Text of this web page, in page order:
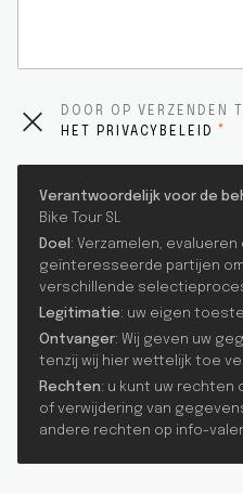
DOOR OP VERZENDEN
HET PRIVACYBELEID
Verantwoordelijk voor de
Bike Tour SL
Doel : Verzamelen, evalueren
geïnteresseerde partijen
verschillende
Legitimatie: uw eigen
Ontvanger: Wij geven uw
tenzij wij hier wettelijk toe
Rechten: u kunt uw
of verwijdering van
andere rechten op info-